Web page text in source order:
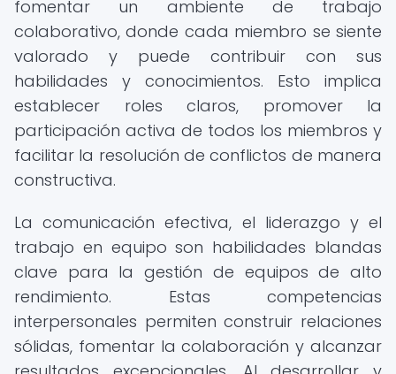
fomentar un ambiente de trabajo
colaborativo, donde cada miembro se siente
valorado y puede contribuir con sus
habilidades y conocimientos. Esto implica
establecer roles claros, promover la
participación activa de todos los miembros y
facilitar la resolución de conflictos de manera
constructiva.
La comunicación efectiva, el liderazgo y el
trabajo en equipo son habilidades blandas
clave para la gestión de equipos de alto
rendimiento. Estas competencias
interpersonales permiten construir relaciones
sólidas, fomentar la colaboración y alcanzar